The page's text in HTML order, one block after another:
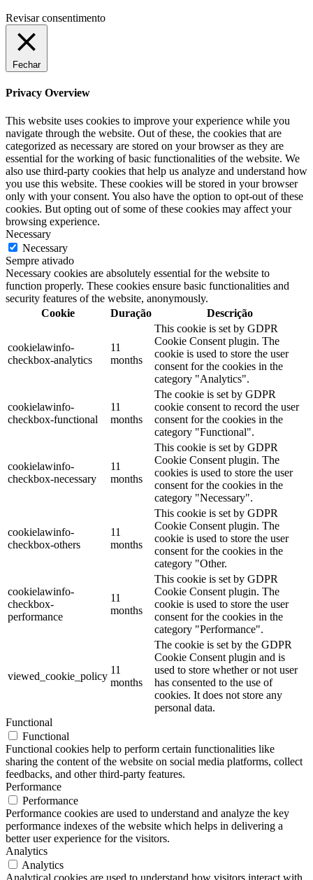
Revisar consentimento
Fechar
Privacy Overview
This website uses cookies to improve your experience while you
navigate through the website. Out of these, the cookies that are
categorized as necessary are stored on your browser as they are
essential for the working of basic functionalities of the website. We
also use third-party cookies that help us analyze and understand how
you use this website. These cookies will be stored in your browser
only with your consent. You also have the option to opt-out of these
cookies. But opting out of some of these cookies may affect your
browsing experience.
Necessary
Necessary
Sempre ativado
Necessary cookies are absolutely essential for the website to
function properly. These cookies ensure basic functionalities and
security features of the website, anonymously.
Cookie
Duração Descrição
cookielawinfo-
checkbox-analytics
11
months
This cookie is set by GDPR
Cookie Consent plugin. The
cookie is used to store the user
consent for the cookies in the
category "Analytics".
cookielawinfo-
checkbox-functional
11
months
The cookie is set by GDPR
cookie consent to record the user
consent for the cookies in the
category "Functional".
cookielawinfo-
checkbox-necessary
11
months
This cookie is set by GDPR
Cookie Consent plugin. The
cookies is used to store the user
consent for the cookies in the
category "Necessary".
cookielawinfo-
checkbox-others
11
months
This cookie is set by GDPR
Cookie Consent plugin. The
cookie is used to store the user
consent for the cookies in the
category "Other.
cookielawinfo-
checkbox-
performance
11
months
This cookie is set by GDPR
Cookie Consent plugin. The
cookie is used to store the user
consent for the cookies in the
category "Performance".
viewed_cookie_policy
11
months
The cookie is set by the GDPR
Cookie Consent plugin and is
used to store whether or not user
has consented to the use of
cookies. It does not store any
personal data.
Functional
Functional
Functional cookies help to perform certain functionalities like
sharing the content of the website on social media platforms, collect
feedbacks, and other third-party features.
Performance
Performance
Performance cookies are used to understand and analyze the key
performance indexes of the website which helps in delivering a
better user experience for the visitors.
Analytics
Analytics
Analytical cookies are used to understand how visitors interact with